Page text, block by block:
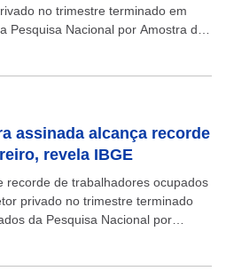
no trimestre terminado em
Pesquisa Nacional por Amostra de
assinada alcança recorde
revela IBGE
recorde de trabalhadores ocupados
privado no trimestre terminado
da Pesquisa Nacional por